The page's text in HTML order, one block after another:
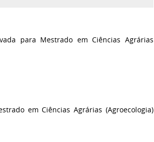
para Mestrado em Ciências Agrárias
em Ciências Agrárias (Agroecologia)